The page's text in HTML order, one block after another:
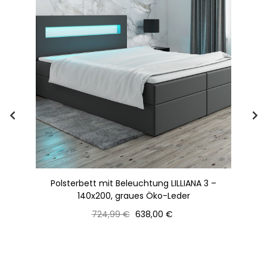
Polsterbett mit Beleuchtung LILLIANA 3 –
140x200, graues Öko-Leder
Normaler
724,99 € Preis
638,00 €